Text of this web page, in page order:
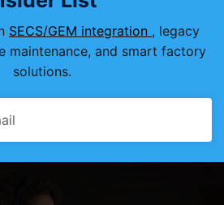
SECS/GEM integration , legacy
maintenance, and smart factory
solutions.